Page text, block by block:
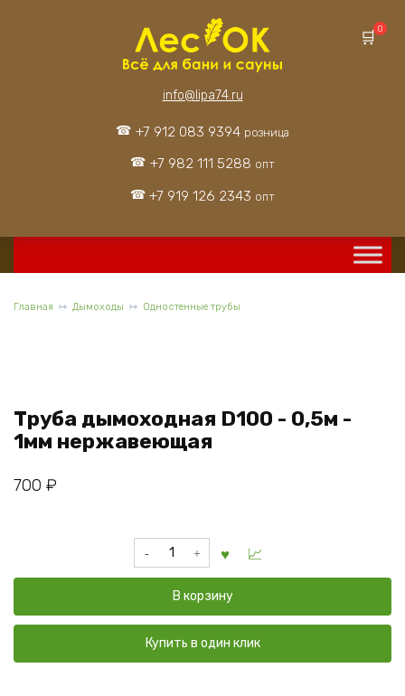
info@lipa74.ru
+7 912 083 9394 розница
+7 982 111 5288 опт
+7 919 126 2343 опт
0
Главная Дымоходы Одностенные трубы
Труба дымоходная D100 - 0,5м -
1мм нержавеющая
700 ₽
Количество
товара
дымоходная
D100
0,5м
В корзину
Купить в один клик